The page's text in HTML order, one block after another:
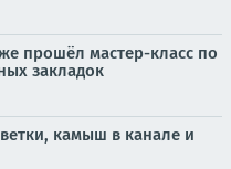
прошёл мастер-класс по
закладок
камыш в канале и